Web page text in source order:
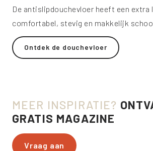
De antislipdouchevloer heeft een extra
comfortabel, stevig en makkelijk
Ontdek de douchevloer
MEER INSPIRATIE?
GRATIS MAGAZINE
Vraag aan